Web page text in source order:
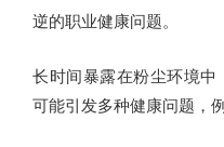
逆的职业健康问题。
长时间暴露在粉尘环境中
可能引发多种健康问题，